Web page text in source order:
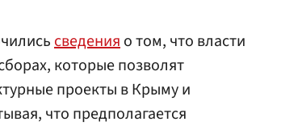
сведенияо том, что власти
которые позволят
проекты в Крыму и
что предполагается